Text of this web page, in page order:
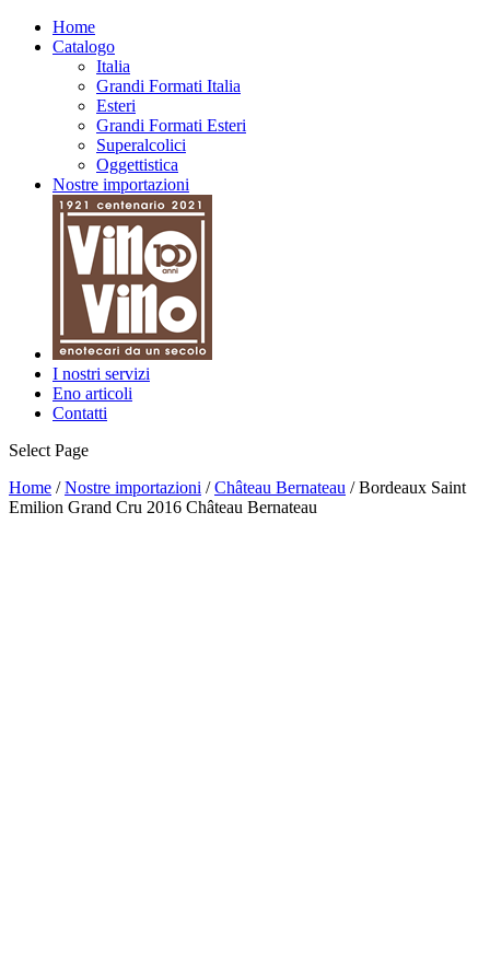
Home
Catalogo
Italia
Grandi Formati Italia
Esteri
Grandi Formati Esteri
Superalcolici
Oggettistica
Nostre importazioni
I nostri servizi
Eno articoli
Contatti
Select Page
Home /Nostre importazioni /Château Bernateau / Bordeaux Saint
Emilion Grand Cru 2016 Château Bernateau